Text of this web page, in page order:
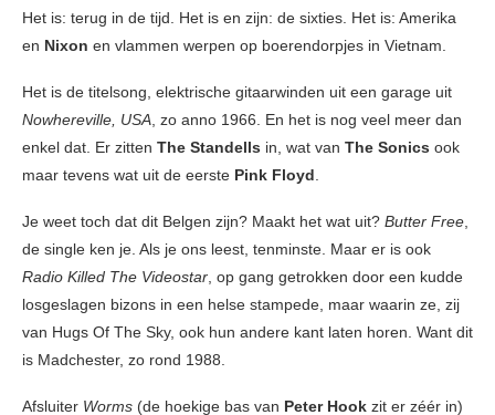
Het is: terug in de tijd. Het is en zijn: de sixties. Het is: Amerika
en Nixon en vlammen werpen op boerendorpjes in Vietnam.
Het is de titelsong, elektrische gitaarwinden uit een garage uit
Nowhereville, USA, zo anno 1966. En het is nog veel meer dan
enkel dat. Er zitten The Standells in, wat van The Sonics ook
maar tevens wat uit de eerste Pink Floyd.
Je weet toch dat dit Belgen zijn? Maakt het wat uit? Butter Free,
de single ken je. Als je ons leest, tenminste. Maar er is ook
Radio Killed The Videostar, op gang getrokken door een kudde
losgeslagen bizons in een helse stampede, maar waarin ze, zij
van Hugs Of The Sky, ook hun andere kant laten horen. Want dit
is Madchester, zo rond 1988.
Afsluiter Worms (de hoekige bas van Peter Hook zit er zéér in)